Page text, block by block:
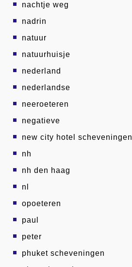
nachtje weg
nadrin
natuur
natuurhuisje
nederland
nederlandse
neeroeteren
negatieve
new city hotel scheveningen
nh
nh den haag
nl
opoeteren
paul
peter
phuket scheveningen